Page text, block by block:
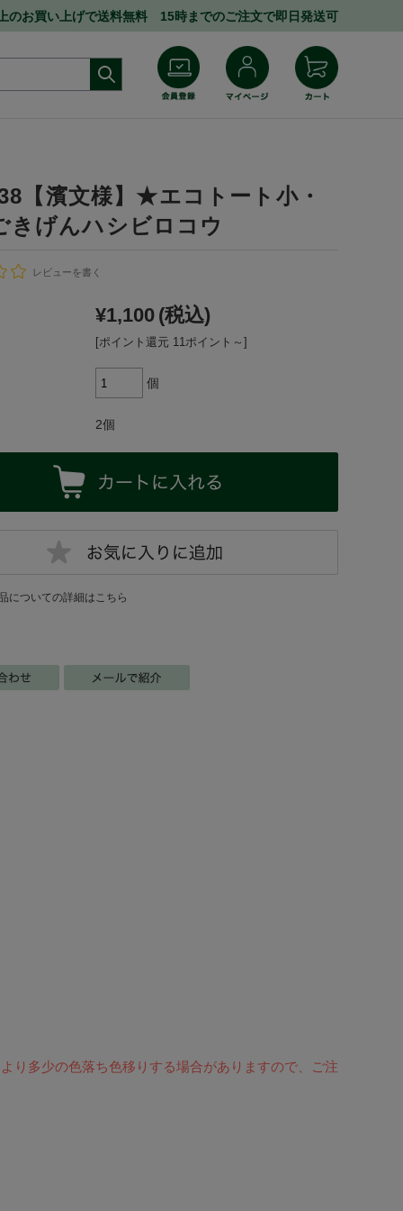
のお買い上げで送料無料 15時までのご注文で即日発送可
【濱文様】★エコトート小・
きげんハシビロコウ
レビューを書く
¥1,100 (税込)
[ポイント還元 11ポイント～]
個
2個
についての詳細はこちら
り多少の色落ち色移りする場合がありますので、ご注